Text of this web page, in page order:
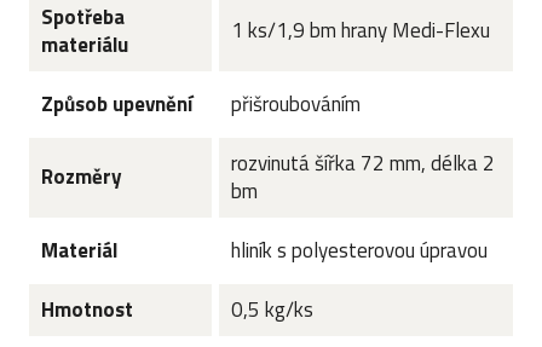
Spotřeba
materiálu
1 ks/1,9 bm hrany Medi-Flexu
Způsob upevnění přišroubováním
Rozměry
rozvinutá šířka 72 mm, délka 2
bm
Materiál
hliník s polyesterovou úpravou
Hmotnost
0,5 kg/ks